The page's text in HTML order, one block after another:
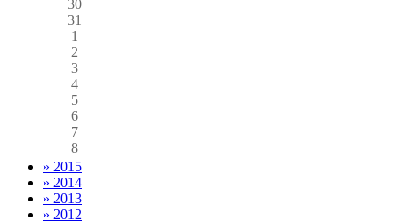
30
31
1
2
3
4
5
6
7
8
» 2015
» 2014
» 2013
» 2012